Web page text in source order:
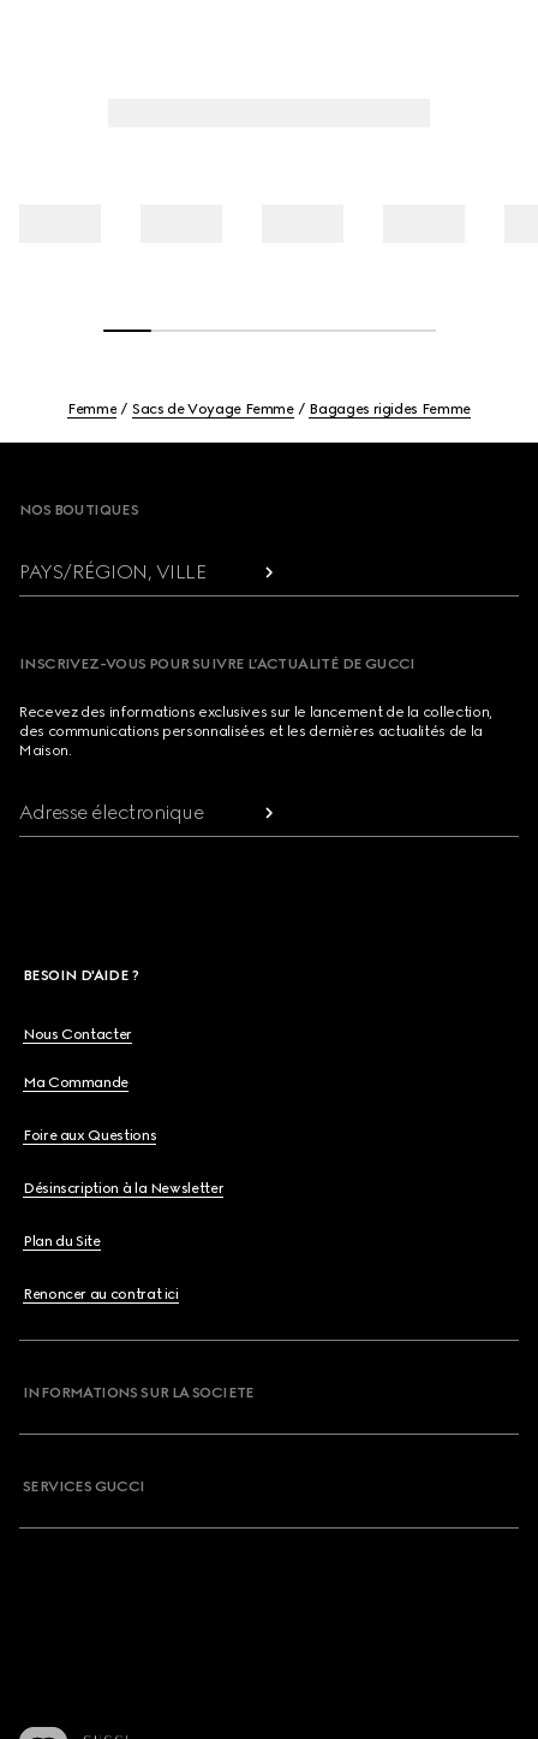
Femme Sacs de Voyage Femme Bagages rigides Femme
NOS BOUTIQUES
PAYS/RÉGION, VILLE
INSCRIVEZ-VOUS POUR SUIVRE L’ACTUALITÉ DE GUCCI
Recevez des informations exclusives sur le lancement de la collection,
des communications personnalisées et les dernières actualités de la
Maison.
Adresse électronique
BESOIN D'AIDE ?
Nous Contacter
Ma Commande
Foire aux Questions
Désinscription à la Newsletter
Plan du Site
Renoncer au contrat ici
INFORMATIONS SUR LA SOCIETE
SERVICES GUCCI